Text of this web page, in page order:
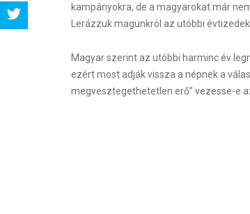
kampányokra, de a magyarokat már
Lerázzuk magunkról az utóbbi
Magyar szerint az utóbbi harminc év
ezért most adják vissza a népnek a
megvesztegethetetlen erő” vezesse-e
Share